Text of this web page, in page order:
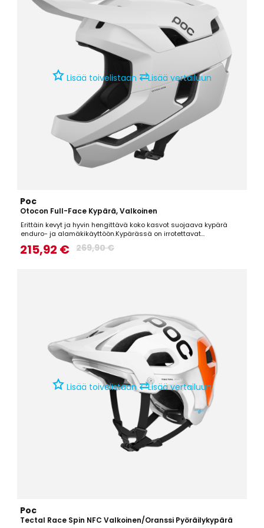
Lisää toivelistaan ⇄Lisää vertailuun
Poc
Otocon Full-Face Kypärä, Valkoinen
Erittäin kevyt ja hyvin hengittävä koko kasvot suojaava kypärä
enduro- ja alamäkikäyttöön.Kypärässä on irrotettavat
poskipehmusteet ja irrotettava ristikko suun edessä, joten kypärää
on helppo muokata käyttötarkoitukseen sopivaksi.
215,92 € 269,90 €
Lisää toivelistaan⇄Lisää vertailuun
Poc
Tectal Race Spin NFC Valkoinen/oranssi Pyöräilykypärä